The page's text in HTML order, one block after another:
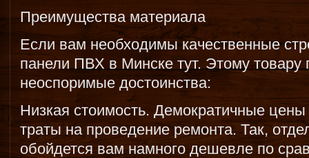
Преимущества материала
Если вам необходимы качественные
панели ПВХ в Минске тут. Этому
неоспоримые достоинства:
Низкая стоимость. Демократичные
траты на проведение ремонта. Так,
обойдется вам намного дешевле по